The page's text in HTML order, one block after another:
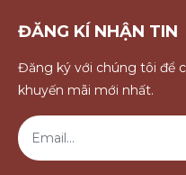
ĐĂNG KÍ NHẬN TIN
Đăng ký với chúng tôi để
khuyến mãi mới nhất.